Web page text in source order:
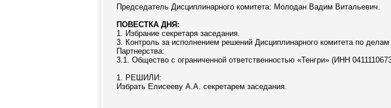
Председатель Дисциплинарного комитета: Молодан Вадим Витальевич.
ПОВЕСТКА ДНЯ:
1. Избрание секретаря заседания.
3. Контроль за исполнением решений Дисциплинарного комитета по
Партнерства:
3.1. Общество с ограниченной ответственностью «Тенгри» (ИНН
1. РЕШИЛИ:
Избрать Елисееву А.А. секретарем заседания.